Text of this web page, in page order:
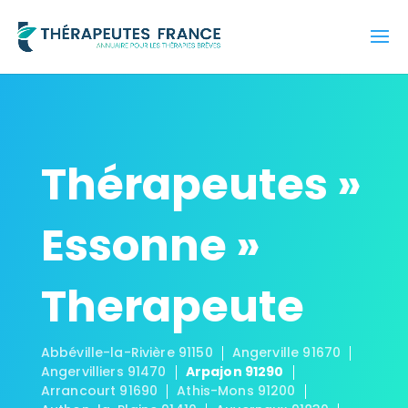
Thérapeutes »
Essonne »
Therapeute
Abbéville-la-Rivière 91150
Angerville 91670
Angervilliers 91470
Arpajon 91290
Arrancourt 91690
Athis-Mons 91200